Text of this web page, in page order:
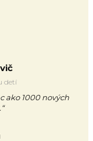
detí
ako 1000 nových